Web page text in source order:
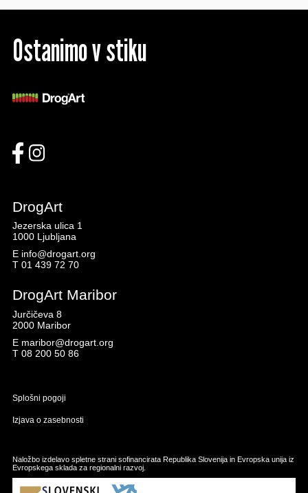
Ostanimo v stiku
DrogArt
Jezerska ulica 1
1000 Ljubljana
E info@drogart.org
T 01 439 72 70
DrogArt Maribor
Jurčičeva 8
2000 Maribor
E maribor@drogart.org
T 08 200 50 86
Splošni pogoji
Izjava o zasebnosti
Naložbo izdelavo spletne strani sofinancirata Republika Slovenija in Evropska unija iz
Evropskega sklada za regionalni razvoj.